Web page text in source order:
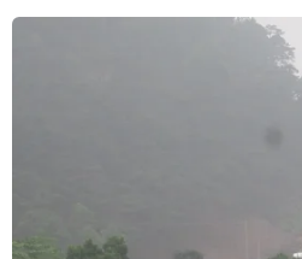
#Ngoại trưởng Nga Sergei Lavrov